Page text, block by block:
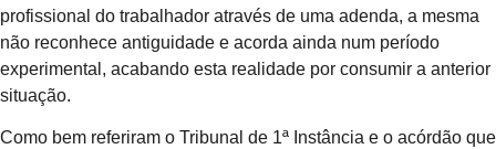
profissional do trabalhador através de uma adenda, a mesma
não reconhece antiguidade e acorda ainda num período
experimental, acabando esta realidade por consumir a anterior
situação.
Como bem referiram o Tribunal de 1ª Instância e o acórdão que